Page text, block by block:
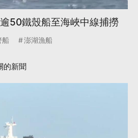
50鐵殼船至海峽中線捕撈
船 澎湖漁船
的新聞